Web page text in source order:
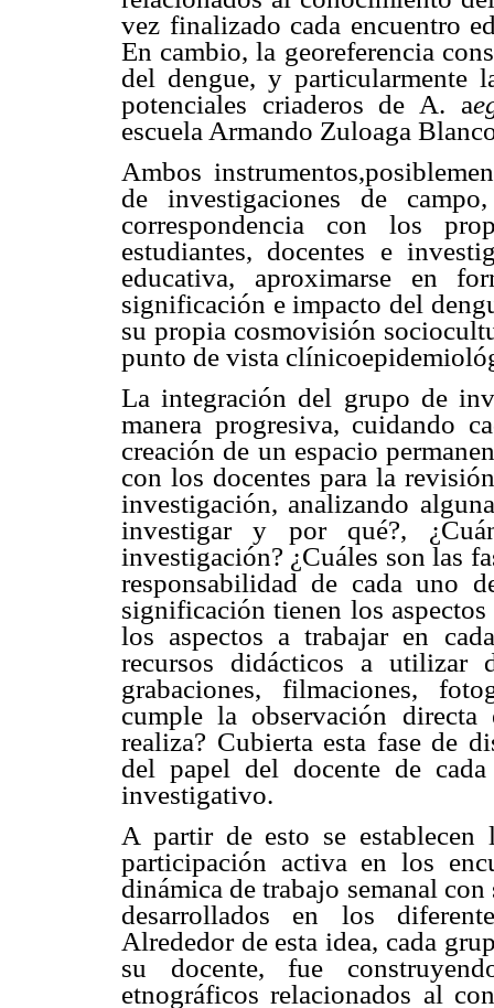
vez finalizado cada encuentro
En cambio, la georeferencia
del dengue, y particularmente
potenciales criaderos de A. a
escuela Armando Zuloaga
Ambos
de investigaciones de
correspondencia con los
estudiantes, docentes e
educativa, aproximarse en
significación e impacto del
su propia cosmovisión
punto de vista
La integración del grupo de
manera progresiva, cuidando
creación de un espacio
con los docentes para la
investigación, analizando
investigar y por qué?,
investigación? ¿Cuáles son las
responsabilidad de cada uno
significación tienen los
los aspectos a trabajar en
recursos didácticos a utilizar
grabaciones, filmaciones,
cumple la observación
realiza? Cubierta esta fase de
del papel del docente de
investigativo.
A partir de esto se establecen
participación activa en los
dinámica de trabajo semanal
desarrollados en los
Alrededor de esta idea, cada
su docente, fue
etnográficos relacionados al